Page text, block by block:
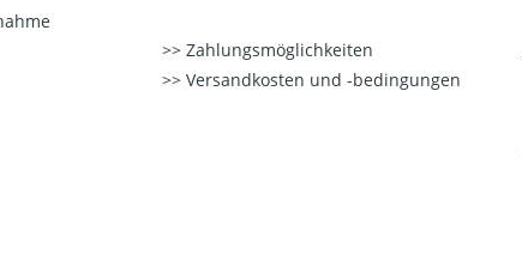
Zahlungsmöglichkeiten
Versandkosten und -bedingungen